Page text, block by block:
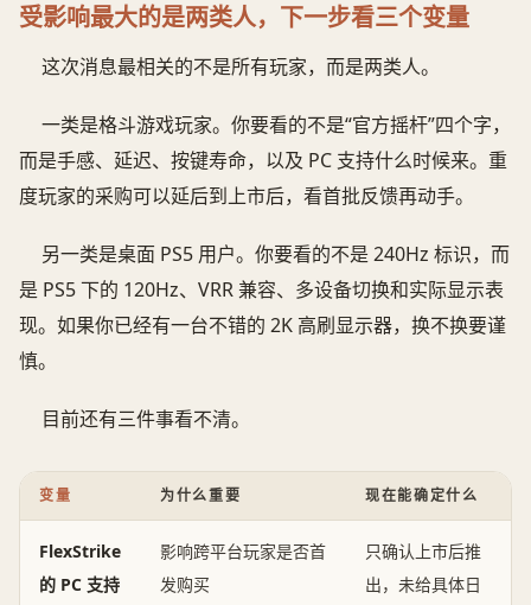
受影响最大的是两类人，下一步看三个变量
这次消息最相关的不是所有玩家，而是两类人。
一类是格斗游戏玩家。你要看的不是“官方摇杆”四个字，
而是手感、延迟、按键寿命，以及 PC 支持什么时候来。重
度玩家的采购可以延后到上市后，看首批反馈再动手。
另一类是桌面 PS5 用户。你要看的不是 240Hz 标识，而
是 PS5 下的 120Hz、VRR 兼容、多设备切换和实际显示表
现。如果你已经有一台不错的 2K 高刷显示器，换不换要谨
慎。
目前还有三件事看不清。
变量 为什么重要 现在能确定什么
FlexStrike
的 PC 支持
影响跨平台玩家是否首
发购买
只确认上市后推
出，未给具体日